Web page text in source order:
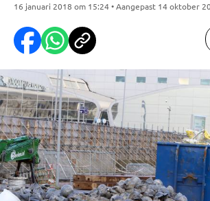
16 januari 2018 om 15:24 • Aangepast 14 oktober